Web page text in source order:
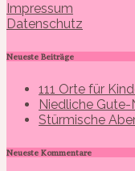
Impressum
Datenschutz
Neueste Beiträge
111 Orte für
Niedliche Gute-
Stürmische
Neueste Kommentare